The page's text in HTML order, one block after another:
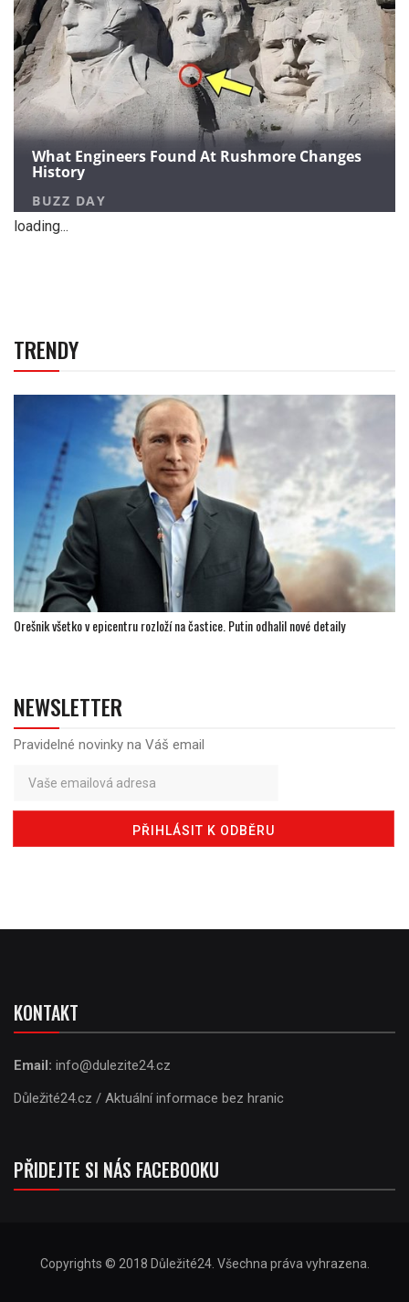
loading...
TRENDY
Orešnik všetko v epicentru rozloží na častice. Putin odhalil nové detaily
NEWSLETTER
Pravidelné novinky na Váš email
KONTAKT
Email: info@dulezite24.cz
Důležité24.cz / Aktuální informace bez hranic
PŘIDEJTE SI NÁS FACEBOOKU
Copyrights © 2018 Důležité24. Všechna práva vyhrazena.